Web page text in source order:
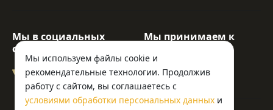
Мы используем файлы cookie и
рекомендательные технологии. Продолжив
работу с сайтом, вы соглашаетесь с
условиями обработки персональных данных и
Мы в социальных
сетях:
Мы принимаем к